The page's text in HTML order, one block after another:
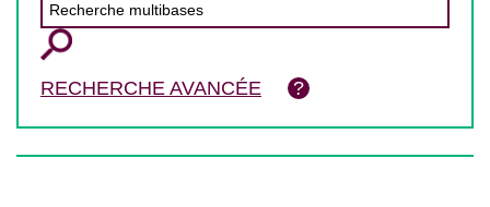
RECHERCHE AVANCÉE